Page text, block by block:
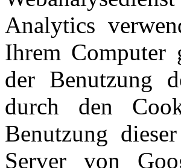
Analytics
Ihrem Computer
der Benutzung
durch den
Benutzung
Server von